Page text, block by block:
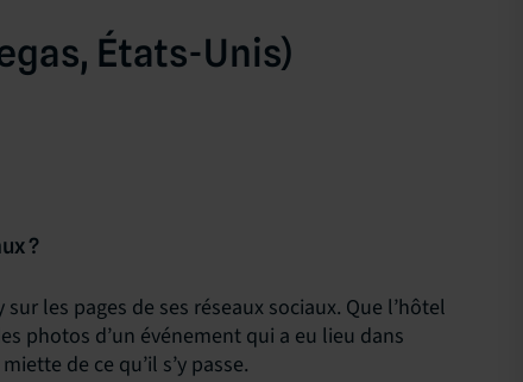
États-Unis)
?
les pages de ses réseaux sociaux. Que l’hôtel
photos d’un événement qui a eu lieu dans
de ce qu’il s’y passe.